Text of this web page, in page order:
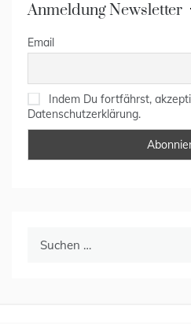
Anmeldung Newsletter
Email
Indem Du fortfährst,
Datenschutzerklärung.